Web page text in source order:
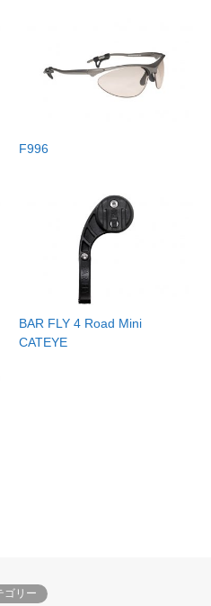
F996
BAR FLY 4 Road Mini
CATEYE
ゴリー